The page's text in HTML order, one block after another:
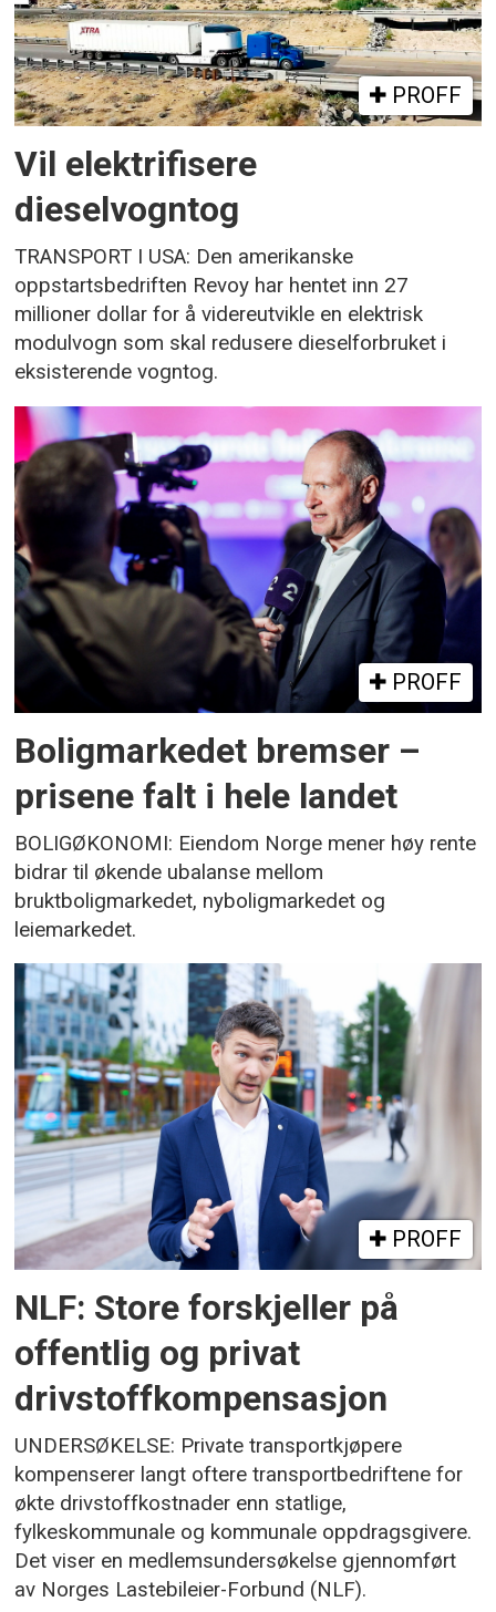
PROFF
Vil elektrifisere
dieselvogntog
TRANSPORT I USA: Den amerikanske
oppstartsbedriften Revoy har hentet inn 27
millioner dollar for å videreutvikle en elektrisk
modulvogn som skal redusere dieselforbruket i
eksisterende vogntog.
PROFF
Boligmarkedet bremser –
prisene falt i hele landet
BOLIGØKONOMI: Eiendom Norge mener høy rente
bidrar til økende ubalanse mellom
bruktboligmarkedet, nyboligmarkedet og
leiemarkedet.
PROFF
NLF: Store forskjeller på
offentlig og privat
drivstoffkompensasjon
UNDERSØKELSE: Private transportkjøpere
kompenserer langt oftere transportbedriftene for
økte drivstoffkostnader enn statlige,
fylkeskommunale og kommunale oppdragsgivere.
Det viser en medlemsundersøkelse gjennomført
av Norges Lastebileier-Forbund (NLF).